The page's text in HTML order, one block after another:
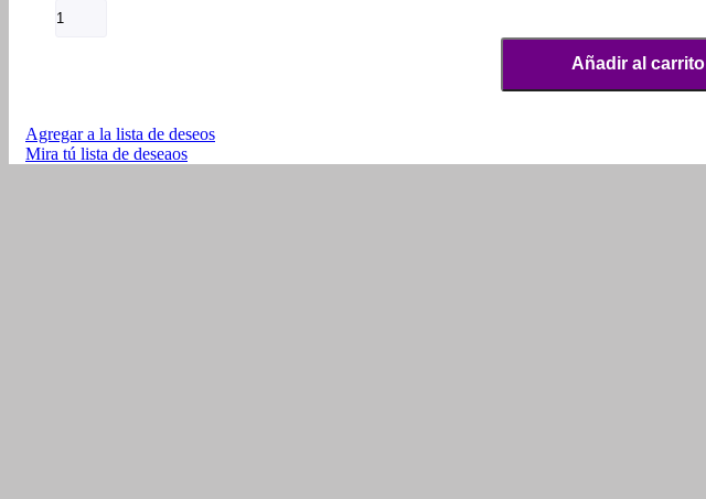
Añadir al carrito
Agregar a la lista de deseos
Mira tú lista de deseaos